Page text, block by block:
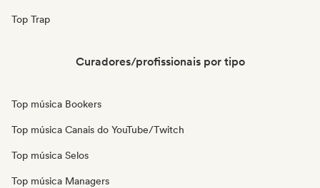
Top Trap
Curadores/profissionais por tipo
Top música Bookers
Top música Canais do YouTube/Twitch
Top música Selos
Top música Managers